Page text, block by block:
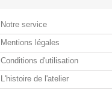
Notre service
Mentions légales
Conditions d'utilisation
L'histoire de l'atelier